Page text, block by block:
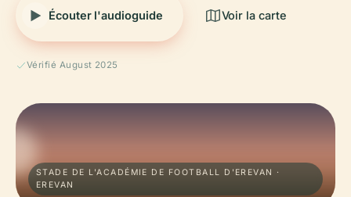
Écouter l'audioguide Voir la carte
Vérifié August 2025
STADE DE L'ACADÉMIE DE FOOTBALL D'EREVAN ·
EREVAN